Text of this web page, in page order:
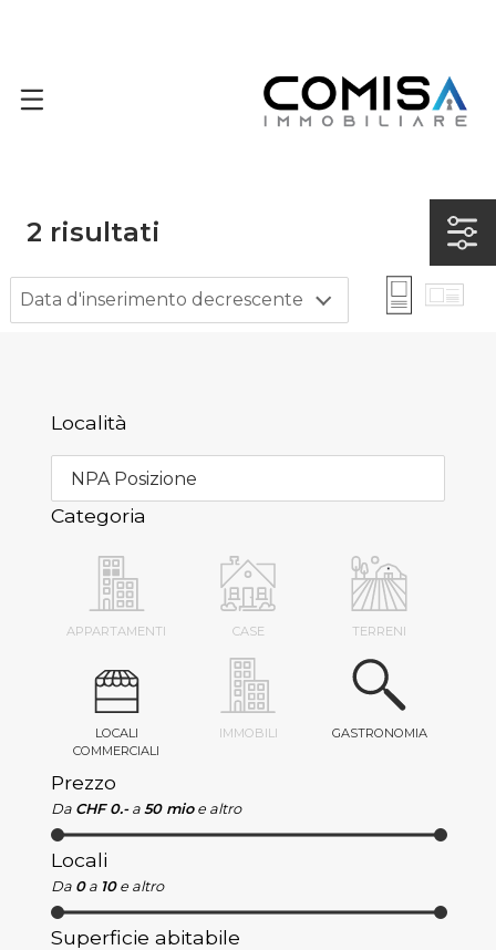
2 risultati
Data d'inserimento decrescente
Località
NPA Posizione
Categoria
APPARTAMENTI CASE TERRENI
LOCALI
COMMERCIALI
IMMOBILI GASTRONOMIA
Prezzo
Da CHF 0.- a 50 mio e altro
Locali
Da 0 a 10 e altro
Superficie abitabile